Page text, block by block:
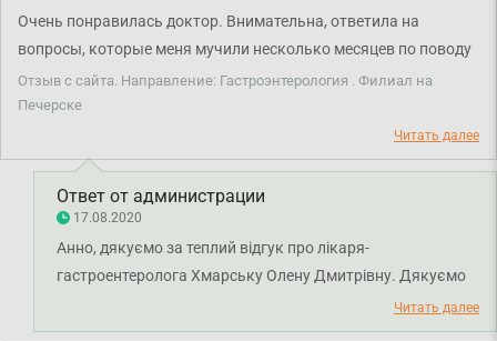
Очень понравилась доктор. Внимательна, ответила на
вопросы, которые меня мучили несколько месяцев по поводу
моего здоровья. Лечение прохожу. Я всем довольна.
Отзыв с сайта. Направление: Гастроэнтерология . Филиал на
Печерске
Читать далее
Ответ от администрации
17.08.2020
Анно, дякуємо за теплий відгук про лікаря-
гастроентеролога Хмарську Олену Дмитрівну. Дякуємо
за довіру і щиро бажаємо вам міцного здоров'я!Читать далее